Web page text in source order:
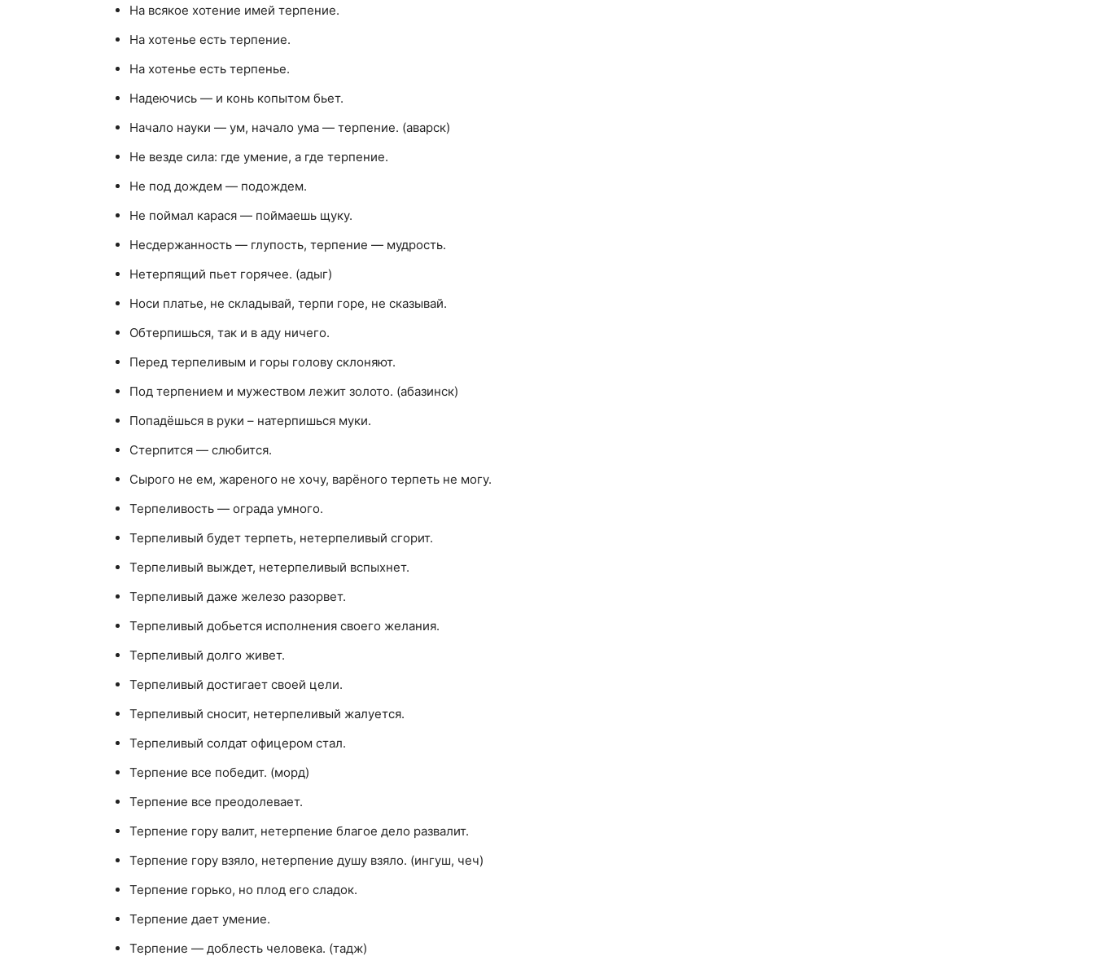
На всякое хотение имей терпение.
На хотенье есть терпение.
На хотенье есть терпенье.
Надеючись — и конь копытом бьет.
Начало науки — ум, начало ума — терпение. (аварск)
Не везде сила: где умение, а где терпение.
Не под дождем — подождем.
Не поймал карася — поймаешь щуку.
Несдержанность — глупость, терпение — мудрость.
Нетерпящий пьет горячее. (адыг)
Носи платье, не складывай, терпи горе, не сказывай.
Обтерпишься, так и в аду ничего.
Перед терпеливым и горы голову склоняют.
Под терпением и мужеством лежит золото. (абазинск)
Попадёшься в руки – натерпишься муки.
Стерпится — слюбится.
Сырого не ем, жареного не хочу, варёного терпеть не могу.
Терпеливость — ограда умного.
Терпеливый будет терпеть, нетерпеливый сгорит.
Терпеливый выждет, нетерпеливый вспыхнет.
Терпеливый даже железо разорвет.
Терпеливый добьется исполнения своего желания.
Терпеливый долго живет.
Терпеливый достигает своей цели.
Терпеливый сносит, нетерпеливый жалуется.
Терпеливый солдат офицером стал.
Терпение все победит. (морд)
Терпение все преодолевает.
Терпение гору валит, нетерпение благое дело развалит.
Терпение гору взяло, нетерпение душу взяло. (ингуш, чеч)
Терпение горько, но плод его сладок.
Терпение дает умение.
Терпение — доблесть человека. (тадж)